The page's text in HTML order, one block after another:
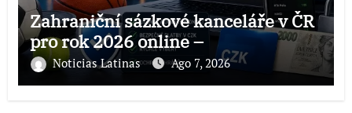
Zahraniční sázkové kanceláře v ČR
pro rok 2026 online –
Noticias Latinas Ago 7, 2026